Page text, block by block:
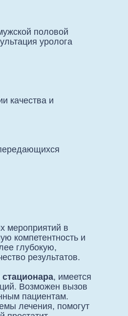
половой
уролога
качества и
мероприятий в
компетентность и
глубокую,
результатов.
, имеется
Возможен вызов
пациентам.
лечения, помогут